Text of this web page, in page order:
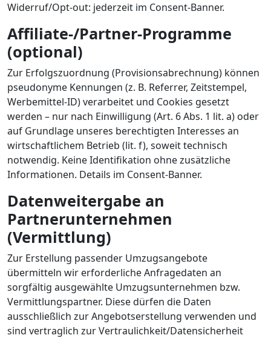
Widerruf/Opt-out: jederzeit im Consent-Banner.
Affiliate-/Partner-Programme
(optional)
Zur Erfolgszuordnung (Provisionsabrechnung) können
pseudonyme Kennungen (z. B. Referrer, Zeitstempel,
Werbemittel-ID) verarbeitet und Cookies gesetzt
werden – nur nach Einwilligung (Art. 6 Abs. 1 lit. a) oder
auf Grundlage unseres berechtigten Interesses an
wirtschaftlichem Betrieb (lit. f), soweit technisch
notwendig. Keine Identifikation ohne zusätzliche
Informationen. Details im Consent-Banner.
Datenweitergabe an
Partnerunternehmen
(Vermittlung)
Zur Erstellung passender Umzugsangebote
übermitteln wir erforderliche Anfragedaten an
sorgfältig ausgewählte Umzugsunternehmen bzw.
Vermittlungspartner. Diese dürfen die Daten
ausschließlich zur Angebotserstellung verwenden und
sind vertraglich zur Vertraulichkeit/Datensicherheit